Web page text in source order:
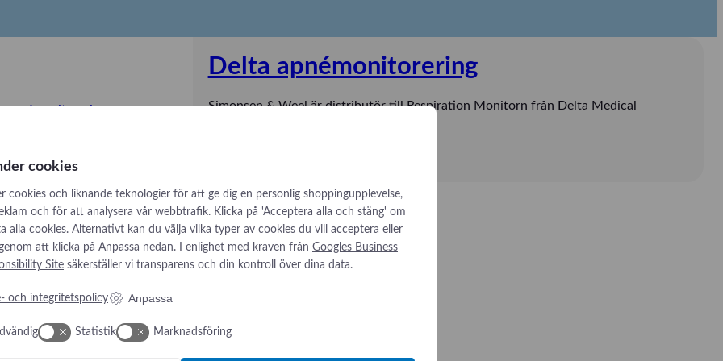
Delta apnémonitorering
Simonsen & Weel är distributör till Respiration Monitorn från Delta Medical
e
l
t
a
a
cookies
cookies och liknande teknologier för att ge dig en personlig shoppingupplevelse,
och för att analysera vår webbtrafik. Klicka på 'Acceptera alla och stäng' om
alla cookies. Alternativt kan du välja vilka typer av cookies du vill acceptera eller
att klicka på Anpassa nedan. I enlighet med kraven från Googles Business
Site säkerställer vi transparens och din kontroll över dina data.
och integritetspolicy Anpassa
Statistik Marknadsföring